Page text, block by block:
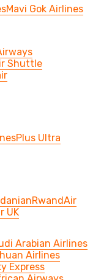
Mavi Gok Airlines
Shuttle
Plus Ultra
RwandAir
UK
Arabian Airlines
Airlines
Express